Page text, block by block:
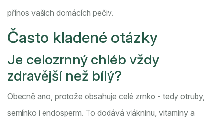
přínos vašich domácích pečiv.
Často kladené otázky
Je celozrnný chléb vždy
zdravější než bílý?
Obecně ano, protože obsahuje celé zrnko - tedy otruby,
semínko i endosperm. To dodává vlákninu, vitaminy a